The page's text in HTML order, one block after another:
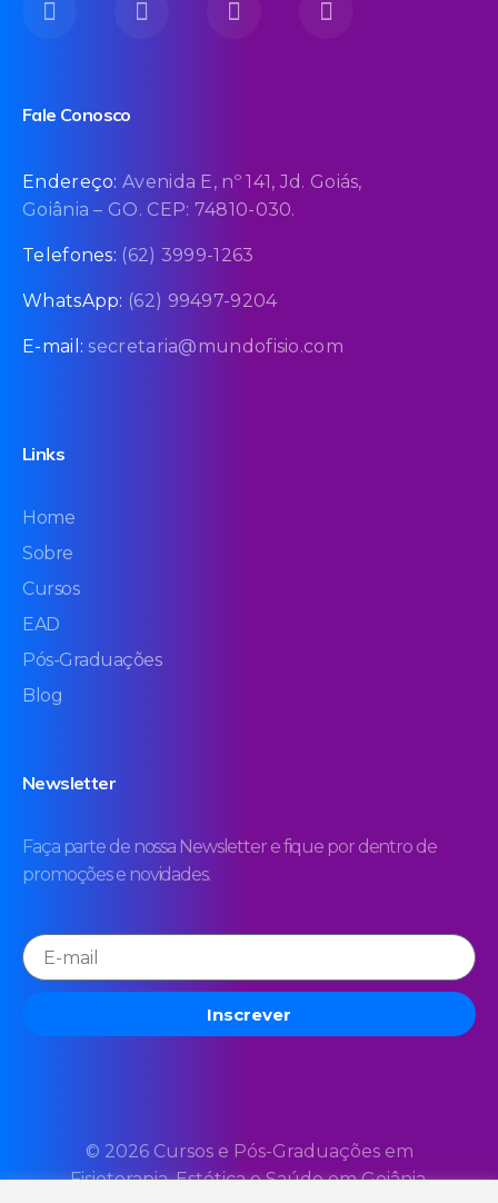
Fale Conosco
Endereço:Avenida E, nº 141, Jd. Goiás,
Goiânia – GO. CEP: 74810-030.
Telefones: (62) 3999-1263
WhatsApp: (62) 99497-9204
E-mail: secretaria@mundofisio.com
Links
Home
Sobre
Cursos
EAD
Pós-Graduações
Blog
Newsletter
Faça parte de nossa Newsletter e fique por dentro de
promoções e novidades.
Inscrever
© 2026 Cursos e Pós-Graduações em
Fisioterapia, Estética e Saúde em Goiânia.